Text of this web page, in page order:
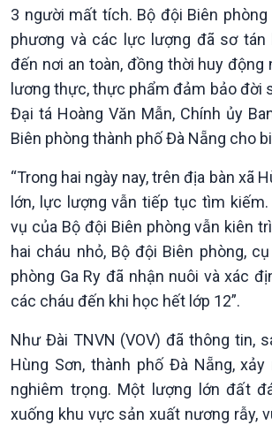
Xã hội
Tin Đời sống & Xã hội
360 độ Sức khỏe
Tài nguyên và Môi trường
Chuyên gia của bạn
Xã hội chuyển động
Khoa
Tin
Kết nối
Sống
khí hậu
3 người mất tích. Bộ đội Biên
phương và các lực lượng đã sơ tán
đến nơi an toàn, đồng thời huy động
lương thực, thực phẩm đảm bảo đời
Đại tá Hoàng Văn Mẫn, Chính ủy
Biên phòng thành phố Đà Nẵng cho
“Trong hai ngày nay, trên địa bàn xã
lớn, lực lượng vẫn tiếp tục tìm
vụ của Bộ đội Biên phòng vẫn kiên
hai cháu nhỏ, Bộ đội Biên phòng,
phòng Ga Ry đã nhận nuôi và xác
các cháu đến khi học hết lớp 12”.
Như Đài TNVN (VOV) đã thông tin,
Hùng Sơn, thành phố Đà Nẵng,
nghiêm trọng. Một lượng lớn đất
xuống khu vực sản xuất nương rẫy,